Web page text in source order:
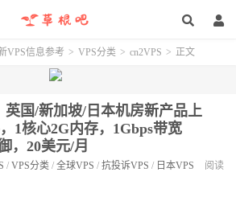
VPS信息参考 > VPS分类 > cn2VPS > 正文
英国/新加坡/日本机房新产品上
1核心2G内存，1Gbps带宽
，20美元/月
/ VPS分类 / 全球VPS / 抗投诉VPS / 日本VPS
阅读